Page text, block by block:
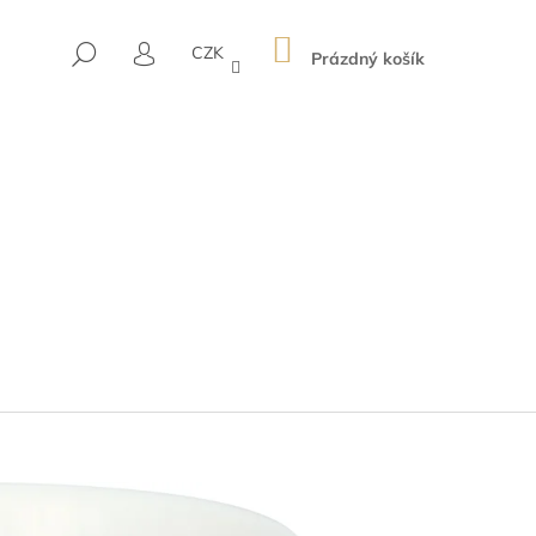
HLEDAT
PŘIHLÁŠENÍ
CZK NÁKUPNÍ
KOŠÍK
Prázdný košík